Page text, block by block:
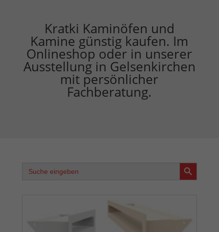
Kratki Kaminöfen und
Kamine günstig kaufen. Im
Onlineshop oder in unserer
Ausstellung in Gelsenkirchen
mit persönlicher
Fachberatung.
for:
Search Button